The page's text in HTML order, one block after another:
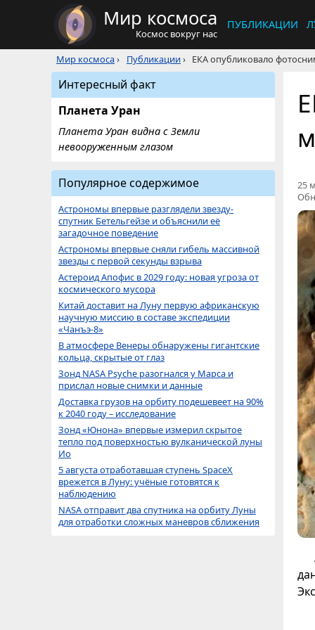
Мир космоса
Космос вокруг нас
ПУБЛИКАЦИИ
Мир космоса› Публикации› ЕКА опубликовало
25
Интересный факт
Планета Уран
Планета Уран видна с Земли
невооруженным глазом
Популярное содержимое
Астрономы впервые разглядели звезду-
спутник Бетельгейзе и объяснили её
загадочное поведение
Астрономы впервые сняли гибель массивной
звезды с первой секунды взрыва
Астероид Апофис в 2029 году: новая угроза от
космического мусора
Китай доставит на Луну первую африканскую
научную миссию в составе экспедиции
«Чанъэ-8»
В атмосфере Венеры обнаружены гигантские
кольца, скрытые от глаз
Зонд NASA Psyche разогнался у Марса и
прислал новые снимки и данные
Доставка грузов на орбиту подешевеет на 90%
к 2040 году – исследование
Зонд «Юнона» впервые измерил скрытое
тепло под поверхностью вулканической луны
Ио
5 августа отработавшая ступень SpaceX
врежется в Луну: учёные готовятся к
наблюдению
NASA отправит два спутника на орбиту Луны
для отработки сложных маневров сближения